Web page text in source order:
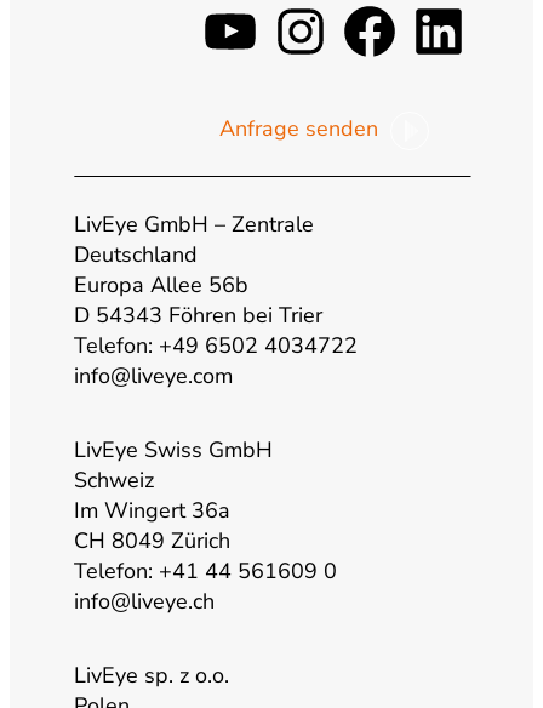
y
u
t
u
b
e
n
s
g
m
c
n
Anfrage senden
LivEye GmbH – Zentrale
Deutschland
Europa Allee 56b
D 54343 Föhren bei Trier
Telefon: +49 6502 4034722
info@liveye.com
LivEye Swiss GmbH
Schweiz
Im Wingert 36a
CH 8049 Zürich
Telefon: +41 44 561609 0
info@liveye.ch
LivEye sp. z o.o.